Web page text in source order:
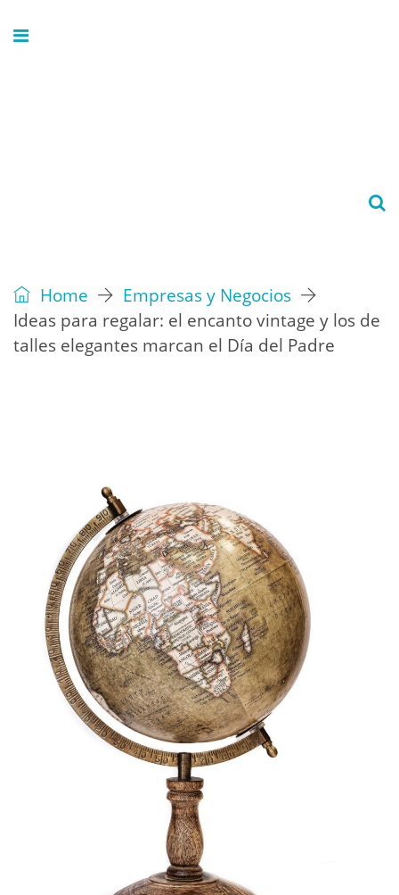
Home
Empresas y Negocios
Ideas para regalar: el encanto vintage y los de
talles elegantes marcan el Día del Padre